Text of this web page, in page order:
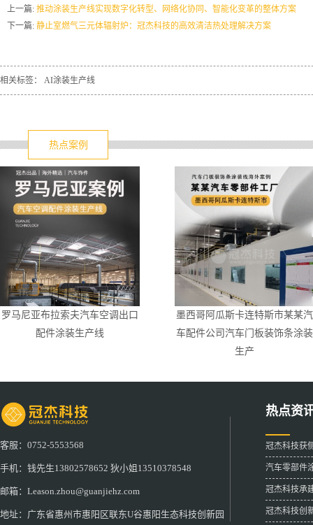
上一篇: 推动涂装生产线实现数字化转型、网络化协同、智能化变革的整体方案
下一篇: 静止室燃气三元体辐射炉：冠杰科技的高效清洁热处理解决方案
相关标签： AI涂装生产线
热点案例
罗马尼亚布拉索夫汽车空调出口
配件涂装生产线
墨西哥阿瓜斯卡连特斯市某某汽
车配件公司汽车门板装饰条涂装
生产
客服：0752-5553568
手机：钱先生13802578652 狄小姐13510378548
邮箱：Leason.zhou@guanjiehz.com
地址：广东省惠州市惠阳区联东U谷惠阳生态科技创新园
热点资
冠杰科技获
汽车零部件
冠杰科技承
冠杰科技创